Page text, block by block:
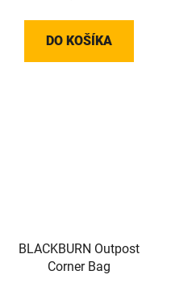
DO KOŠÍKA
BLACKBURN Outpost
Corner Bag